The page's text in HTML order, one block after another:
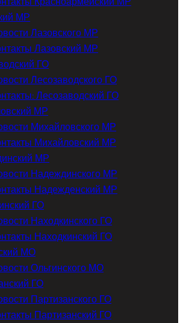
МР
Лазовского МР
Лазовский МР
ГО
Лесозаводского ГО
Лесозаводский ГО
МР
Михайловского МР
Михайловский МР
МР
Надеждинского МР
Надежденский МР
ГО
Находкинского ГО
Находкинский ГО
МО
Ольгинского МО
ГО
Партизанского ГО
Партизанский ГО